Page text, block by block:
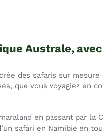
Australe,
des safaris sur
que vous voyagiez en
en passant par
safari en Namibie en